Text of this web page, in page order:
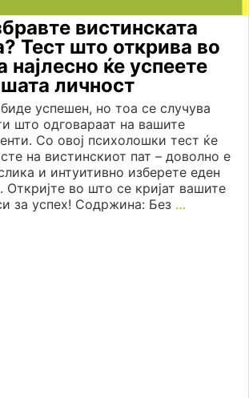
вистинската
Тест што открива во
најлесно ќе успеете
личност
успешен, но тоа се случува
што одговараат на вашите
Со овој психолошки тест ќе
на вистинскиот пат – доволно е
и интуитивно изберете еден
Откријте во што се кријат вашите
за успех! Содржина: Без …